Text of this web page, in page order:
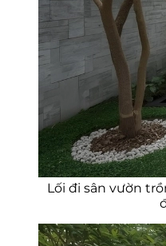
Lối đi sân vườn